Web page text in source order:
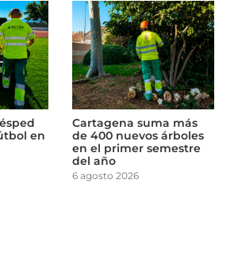
El punto limpio de La
Almunia inicia una
nueva etapa en la
gestión responsable de
Actúa
que da
Jumilla